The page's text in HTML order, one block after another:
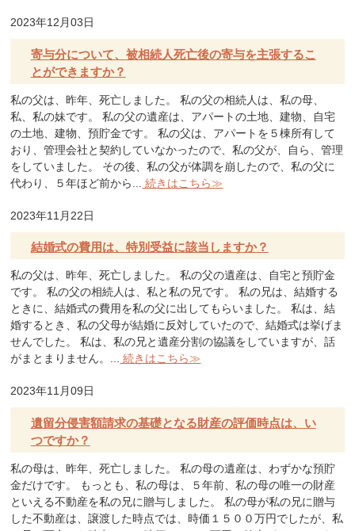
2023年12月03日
寄与分について、被相続人死亡後の寄与を主張するこ
とができますか？
私の父は、昨年、死亡しました。 私の父の相続人は、私の母、
私、私の妹です。 私の父の遺産は、アパートの土地、建物、自宅
の土地、建物、預貯金です。 私の父は、アパートを５棟所有して
おり、管理会社と契約していなかったので、私の父が、自ら、管理
をしていました。 その後、私の父が体調を崩したので、私の父に
代わり、５年ほど前から...
続きはこちら≫
2023年11月22日
結婚式の費用は、特別受益に該当しますか？
私の父は、昨年、死亡しました。 私の父の遺産は、自宅と預貯金
です。 私の父の相続人は、私と私の兄です。 私の兄は、結婚する
ときに、結婚式の費用を私の父に出してもらいました。 私は、結
婚するとき、私の父母が結婚に反対していたので、結婚式は挙げま
せんでした。 私は、私の兄と遺産分割の協議をしていますが、話
がまとまりません。... 続きはこちら≫
2023年11月09日
遺留分侵害額請求の基礎となる財産の評価時点は、い
つですか？
私の母は、昨年、死亡しました。 私の母の遺産は、わずかな預貯
金だけです。 もっとも、私の母は、５年前、私の母の唯一の財産
といえる不動産を私の兄に贈与しました。 私の母が私の兄に贈与
した不動産は、譲渡した時点では、時価１５００万円でしたが、私